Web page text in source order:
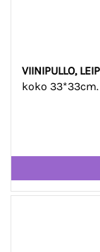
VIINIPULLO,
koko 33*33cm.